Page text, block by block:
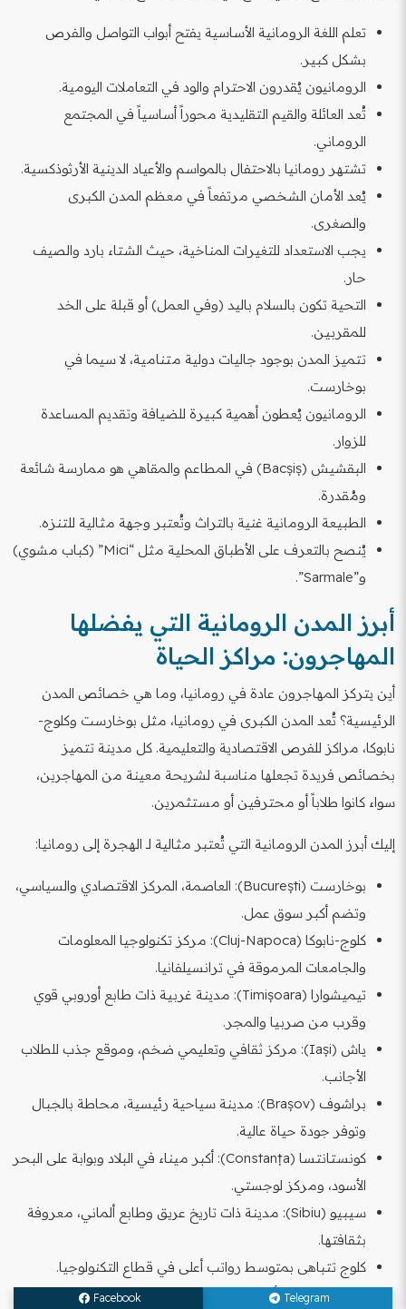
تعلم اللغة الرومانية الأساسية يفتح أبواب التواصل والفرص
بشكل كبير.
الرومانيون يُقدرون الاحترام والود في التعاملات اليومية.
تُعد العائلة والقيم التقليدية محوراً أساسياً في المجتمع
الروماني.
تشتهر رومانيا بالاحتفال بالمواسم والأعياد الدينية الأرثوذكسية.
يُعد الأمان الشخصي مرتفعاً في معظم المدن الكبرى
والصغرى.
يجب الاستعداد للتغيرات المناخية، حيث الشتاء بارد والصيف
حار.
التحية تكون بالسلام باليد (وفي العمل) أو قبلة على الخد
للمقربين.
تتميز المدن بوجود جاليات دولية متنامية، لا سيما في
بوخارست.
الرومانيون يُعطون أهمية كبيرة للضيافة وتقديم المساعدة
للزوار.
البقشيش (Bacșiș) في المطاعم والمقاهي هو ممارسة شائعة
ومُقدرة.
الطبيعة الرومانية غنية بالتراث وتُعتبر وجهة مثالية للتنزه.
يُنصح بالتعرف على الأطباق المحلية مثل “Mici” (كباب مشوي)
و”Sarmale”.
أبرز المدن الرومانية التي يفضلها
المهاجرون: مراكز الحياة
أين يتركز المهاجرون عادة في رومانيا، وما هي خصائص المدن
الرئيسية؟ تُعد المدن الكبرى في رومانيا، مثل بوخارست وكلوج-
نابوكا، مراكز للفرص الاقتصادية والتعليمية. كل مدينة تتميز
بخصائص فريدة تجعلها مناسبة لشريحة معينة من المهاجرين،
سواء كانوا طلاباً أو محترفين أو مستثمرين.
إليك أبرز المدن الرومانية التي تُعتبر مثالية لـ الهجرة إلى رومانيا:
بوخارست (București): العاصمة، المركز الاقتصادي والسياسي،
وتضم أكبر سوق عمل.
كلوج-نابوكا (Cluj-Napoca): مركز تكنولوجيا المعلومات
والجامعات المرموقة في ترانسيلفانيا.
تيميشوارا (Timișoara): مدينة غربية ذات طابع أوروبي قوي
وقرب من صربيا والمجر.
ياش (Iași): مركز ثقافي وتعليمي ضخم، وموقع جذب للطلاب
الأجانب.
براشوف (Brașov): مدينة سياحية رئيسية، محاطة بالجبال
وتوفر جودة حياة عالية.
كونستانتسا (Constanța): أكبر ميناء في البلاد وبوابة على البحر
الأسود، ومركز لوجستي.
سيبيو (Sibiu): مدينة ذات تاريخ عريق وطابع ألماني، معروفة
بثقافتها.
كلوج تتباهى بمتوسط رواتب أعلى في قطاع التكنولوجيا.
بوخارست توفر أكبر عدد من خيارات السكن والنقل العام.
Telegram
Facebook